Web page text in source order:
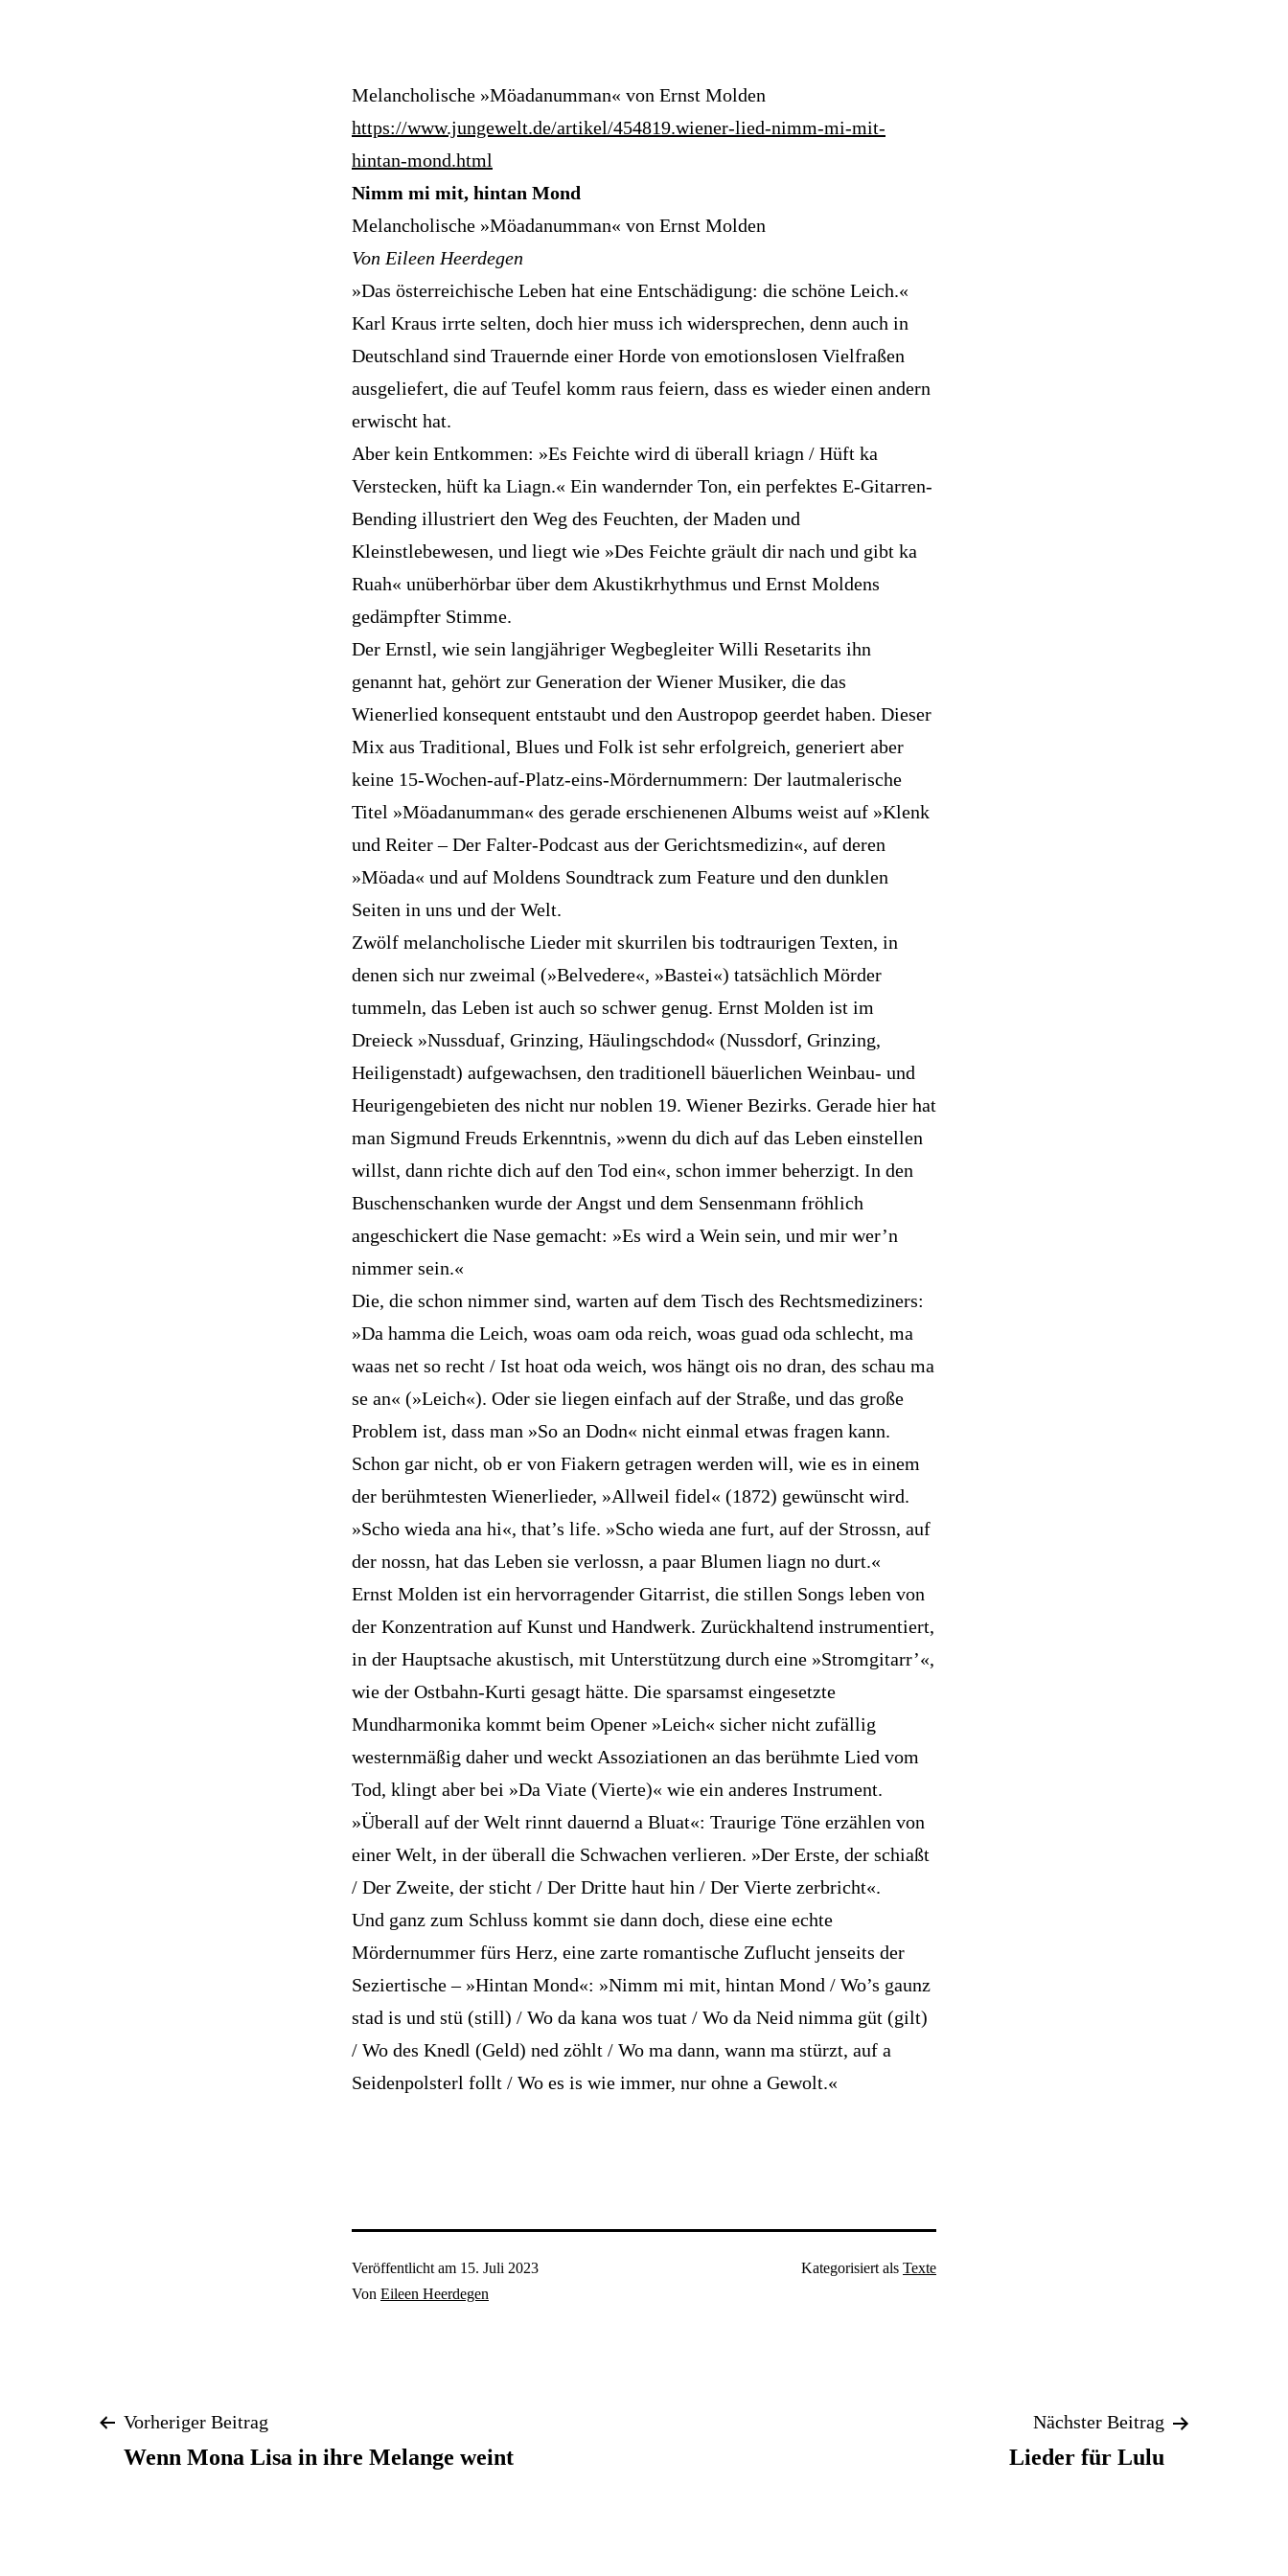
Melancholische »Möadanumman« von Ernst Molden
https://www.jungewelt.de/artikel/454819.wiener-lied-nimm-mi-mit-
hintan-mond.html
Nimm mi mit, hintan Mond
Melancholische »Möadanumman« von Ernst Molden
Von Eileen Heerdegen
»Das österreichische Leben hat eine Entschädigung: die schöne Leich.«
Karl Kraus irrte selten, doch hier muss ich widersprechen, denn auch in
Deutschland sind Trauernde einer Horde von emotionslosen Vielfraßen
ausgeliefert, die auf Teufel komm raus feiern, dass es wieder einen andern
erwischt hat.
Aber kein Entkommen: »Es Feichte wird di überall kriagn / Hüft ka
Verstecken, hüft ka Liagn.« Ein wandernder Ton, ein perfektes E-Gitarren-
Bending illustriert den Weg des Feuchten, der Maden und
Kleinstlebewesen, und liegt wie »Des Feichte gräult dir nach und gibt ka
Ruah« unüberhörbar über dem Akustikrhythmus und Ernst Moldens
gedämpfter Stimme.
Der Ernstl, wie sein langjähriger Wegbegleiter Willi Resetarits ihn
genannt hat, gehört zur Generation der Wiener Musiker, die das
Wienerlied konsequent entstaubt und den Austropop geerdet haben. Dieser
Mix aus Traditional, Blues und Folk ist sehr erfolgreich, generiert aber
keine 15-Wochen-auf-Platz-eins-Mördernummern: Der lautmalerische
Titel »Möadanumman« des gerade erschienenen Albums weist auf »Klenk
und Reiter – Der Falter-Podcast aus der Gerichtsmedizin«, auf deren
»Möada« und auf Moldens Soundtrack zum Feature und den dunklen
Seiten in uns und der Welt.
Zwölf melancholische Lieder mit skurrilen bis todtraurigen Texten, in
denen sich nur zweimal (»Belvedere«, »Bastei«) tatsächlich Mörder
tummeln, das Leben ist auch so schwer genug. Ernst Molden ist im
Dreieck »Nussduaf, Grinzing, Häulingschdod« (Nussdorf, Grinzing,
Heiligenstadt) aufgewachsen, den traditionell bäuerlichen Weinbau- und
Heurigengebieten des nicht nur noblen 19. Wiener Bezirks. Gerade hier hat
man Sigmund Freuds Erkenntnis, »wenn du dich auf das Leben einstellen
willst, dann richte dich auf den Tod ein«, schon immer beherzigt. In den
Buschenschanken wurde der Angst und dem Sensenmann fröhlich
angeschickert die Nase gemacht: »Es wird a Wein sein, und mir wer’n
nimmer sein.«
Die, die schon nimmer sind, warten auf dem Tisch des Rechtsmediziners:
»Da hamma die Leich, woas oam oda reich, woas guad oda schlecht, ma
waas net so recht / Ist hoat oda weich, wos hängt ois no dran, des schau ma
se an« (»Leich«). Oder sie liegen einfach auf der Straße, und das große
Problem ist, dass man »So an Dodn« nicht einmal etwas fragen kann.
Schon gar nicht, ob er von Fiakern getragen werden will, wie es in einem
der berühmtesten Wienerlieder, »Allweil fidel« (1872) gewünscht wird.
»Scho wieda ana hi«, that’s life. »Scho wieda ane furt, auf der Strossn, auf
der nossn, hat das Leben sie verlossn, a paar Blumen liagn no durt.«
Ernst Molden ist ein hervorragender Gitarrist, die stillen Songs leben von
der Konzentration auf Kunst und Handwerk. Zurückhaltend instrumentiert,
in der Hauptsache akustisch, mit Unterstützung durch eine »Stromgitarr’«,
wie der Ostbahn-Kurti gesagt hätte. Die sparsamst eingesetzte
Mundharmonika kommt beim Opener »Leich« sicher nicht zufällig
westernmäßig daher und weckt Assoziationen an das berühmte Lied vom
Tod, klingt aber bei »Da Viate (Vierte)« wie ein anderes Instrument.
»Überall auf der Welt rinnt dauernd a Bluat«: Traurige Töne erzählen von
einer Welt, in der überall die Schwachen verlieren. »Der Erste, der schiaßt
/ Der Zweite, der sticht / Der Dritte haut hin / Der Vierte zerbricht«.
Und ganz zum Schluss kommt sie dann doch, diese eine echte
Mördernummer fürs Herz, eine zarte romantische Zuflucht jenseits der
Seziertische – »Hintan Mond«: »Nimm mi mit, hintan Mond / Wo’s gaunz
stad is und stü (still) / Wo da kana wos tuat / Wo da Neid nimma güt (gilt)
/ Wo des Knedl (Geld) ned zöhlt / Wo ma dann, wann ma stürzt, auf a
Seidenpolsterl follt / Wo es is wie immer, nur ohne a Gewolt.«
Veröffentlicht am 15. Juli 2023
Von Eileen Heerdegen
Kategorisiert als Texte
Beitragsnavigation
Vorheriger Beitrag
Wenn Mona Lisa in ihre Melange weint
Nächster Beitrag
Lieder für Lulu